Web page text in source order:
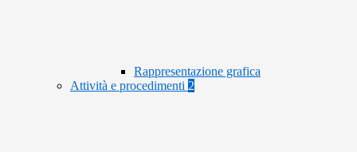
Rappresentazione grafica
Attività e procedimenti 2